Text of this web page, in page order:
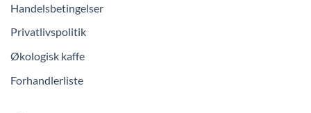
Handelsbetingelser
Privatlivspolitik
Økologisk kaffe
Forhandlerliste